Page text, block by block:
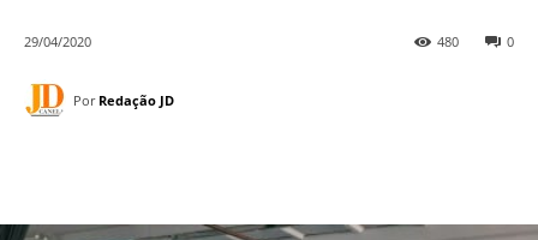
29/04/2020 0
480
Por Redação JD